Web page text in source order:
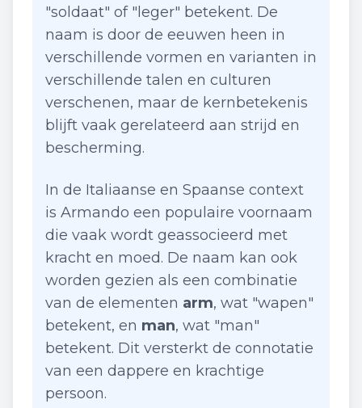
"soldaat" of "leger" betekent. De
naam is door de eeuwen heen in
verschillende vormen en varianten in
verschillende talen en culturen
verschenen, maar de kernbetekenis
blijft vaak gerelateerd aan strijd en
bescherming.
In de Italiaanse en Spaanse context
is Armando een populaire voornaam
die vaak wordt geassocieerd met
kracht en moed. De naam kan ook
worden gezien als een combinatie
van de elementen arm, wat "wapen"
betekent, en man, wat "man"
betekent. Dit versterkt de connotatie
van een dappere en krachtige
persoon.